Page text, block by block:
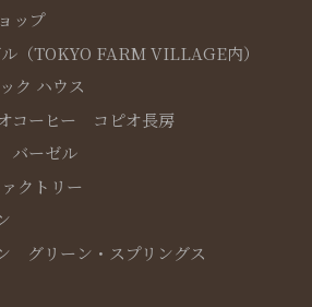
ップ
（TOKYO FARM VILLAGE内）
ク ハウス
コーヒー コピオ長房
バーゼル
クトリー
グリーン・スプリングス